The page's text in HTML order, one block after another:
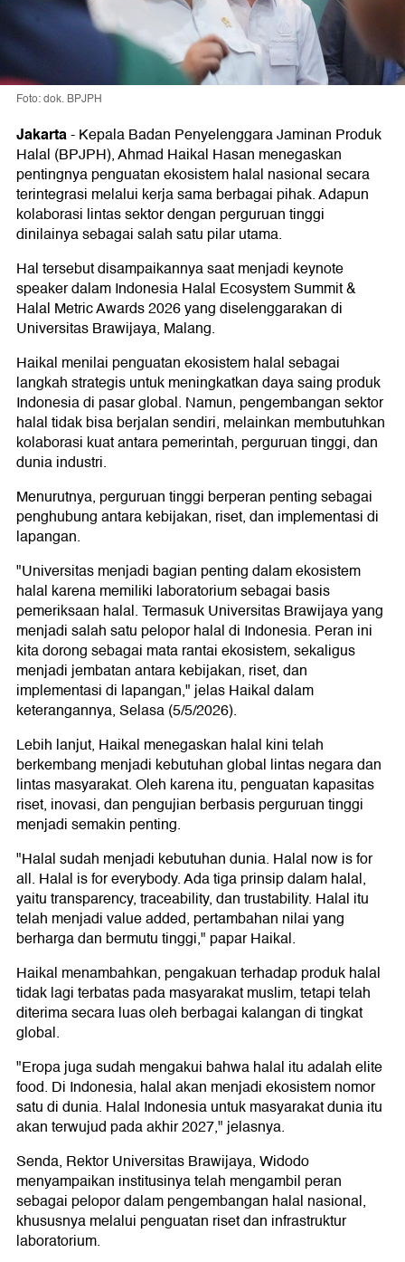
Foto: dok. BPJPH
Jakarta-Kepala Badan Penyelenggara Jaminan Produk
Halal (BPJPH), Ahmad Haikal Hasan menegaskan
pentingnya penguatan ekosistem halal nasional secara
terintegrasi melalui kerja sama berbagai pihak. Adapun
kolaborasi lintas sektor dengan perguruan tinggi
dinilainya sebagai salah satu pilar utama.
Hal tersebut disampaikannya saat menjadi keynote
speaker dalam Indonesia Halal Ecosystem Summit &
Halal Metric Awards 2026 yang diselenggarakan di
Universitas Brawijaya, Malang.
Haikal menilai penguatan ekosistem halal sebagai
langkah strategis untuk meningkatkan daya saing produk
Indonesia di pasar global. Namun, pengembangan sektor
halal tidak bisa berjalan sendiri, melainkan membutuhkan
kolaborasi kuat antara pemerintah, perguruan tinggi, dan
dunia industri.
Menurutnya, perguruan tinggi berperan penting sebagai
penghubung antara kebijakan, riset, dan implementasi di
lapangan.
"Universitas menjadi bagian penting dalam ekosistem
halal karena memiliki laboratorium sebagai basis
pemeriksaan halal. Termasuk Universitas Brawijaya yang
menjadi salah satu pelopor halal di Indonesia. Peran ini
kita dorong sebagai mata rantai ekosistem, sekaligus
menjadi jembatan antara kebijakan, riset, dan
implementasi di lapangan," jelas Haikal dalam
keterangannya, Selasa (5/5/2026).
Lebih lanjut, Haikal menegaskan halal kini telah
berkembang menjadi kebutuhan global lintas negara dan
lintas masyarakat. Oleh karena itu, penguatan kapasitas
riset, inovasi, dan pengujian berbasis perguruan tinggi
menjadi semakin penting.
"Halal sudah menjadi kebutuhan dunia. Halal now is for
all. Halal is for everybody. Ada tiga prinsip dalam halal,
yaitu transparency, traceability, dan trustability. Halal itu
telah menjadi value added, pertambahan nilai yang
berharga dan bermutu tinggi," papar Haikal.
Haikal menambahkan, pengakuan terhadap produk halal
tidak lagi terbatas pada masyarakat muslim, tetapi telah
diterima secara luas oleh berbagai kalangan di tingkat
global.
"Eropa juga sudah mengakui bahwa halal itu adalah elite
food. Di Indonesia, halal akan menjadi ekosistem nomor
satu di dunia. Halal Indonesia untuk masyarakat dunia itu
akan terwujud pada akhir 2027," jelasnya.
Senda, Rektor Universitas Brawijaya, Widodo
menyampaikan institusinya telah mengambil peran
sebagai pelopor dalam pengembangan halal nasional,
khususnya melalui penguatan riset dan infrastruktur
laboratorium.